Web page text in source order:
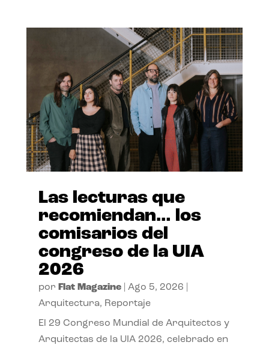
Las lecturas que
recomiendan… los
comisarios del
congreso de la UIA
2026
por Flat Magazine| Ago 5, 2026
Arquitectura, Reportaje
El 29 Congreso Mundial de Arquitectos y
Arquitectas de la UIA 2026, celebrado en